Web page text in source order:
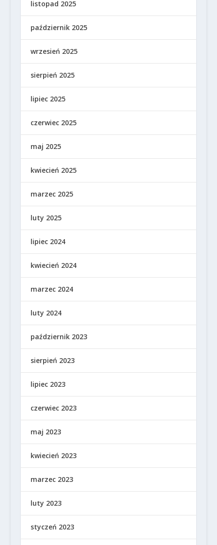
listopad 2025
październik 2025
wrzesień 2025
sierpień 2025
lipiec 2025
czerwiec 2025
maj 2025
kwiecień 2025
marzec 2025
luty 2025
lipiec 2024
kwiecień 2024
marzec 2024
luty 2024
październik 2023
sierpień 2023
lipiec 2023
czerwiec 2023
maj 2023
kwiecień 2023
marzec 2023
luty 2023
styczeń 2023